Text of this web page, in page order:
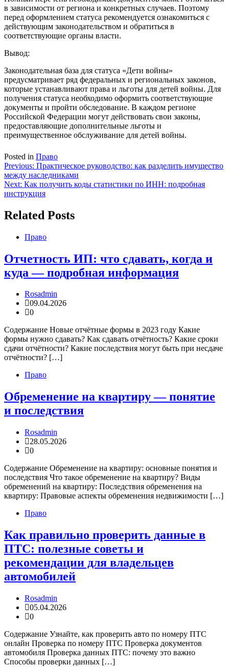
в зависимости от региона и конкретных случаев. Поэтому
перед оформлением статуса рекомендуется ознакомиться с
действующим законодательством и обратиться в
соответствующие органы власти.
Вывод:
Законодательная база для статуса «Дети войны»
предусматривает ряд федеральных и региональных законов,
которые устанавливают права и льготы для детей войны. Для
получения статуса необходимо оформить соответствующие
документы и пройти обследование. В каждом регионе
Российской Федерации могут действовать свои законы,
предоставляющие дополнительные льготы и
преимущественное обслуживание для детей войны.
Posted in Право
Навигация
по
записям
Previous: Практическое руководство: как разделить имущество
между наследниками
Next: Как получить коды статистики по ИНН: подробная
инструкция
Related Posts
Право
Отчетность ИП: что сдавать, когда и
куда — подробная информация
Rosadmin
09.04.2026
0
Содержание Новые отчётные формы в 2023 году Какие
формы нужно сдавать? Как сдавать отчётность? Какие сроки
сдачи отчётности? Какие последствия могут быть при несдаче
отчётности? […]
Право
Обременение на квартиру — понятие
и последствия
Rosadmin
28.05.2026
0
Содержание Обременение на квартиру: основные понятия и
последствия Что такое обременение на квартиру? Виды
обременений на квартиру: Последствия обременения на
квартиру: Правовые аспекты обременения недвижимости […]
Право
Как правильно проверить данные в
ПТС: полезные советы и
рекомендации для владельцев
автомобилей
Rosadmin
05.04.2026
0
Содержание Узнайте, как проверить авто по номеру ПТС
онлайн Проверка по номеру ПТС Проверка документов
автомобиля Проверка данных ПТС: почему это важно
Способы проверки данных […]